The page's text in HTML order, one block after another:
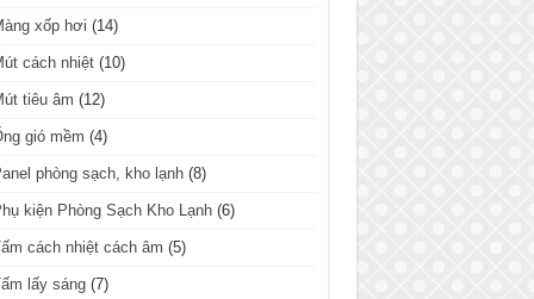
xốp hơi (14)
cách nhiệt (10)
tiêu âm (12)
gió mềm (4)
phòng sạch, kho lạnh (8)
kiện Phòng Sạch Kho Lạnh (6)
cách nhiệt cách âm (5)
lấy sáng (7)